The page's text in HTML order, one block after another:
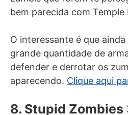
bem parecida com Temple
O interessante é que
grande quantidade de
defender e derrotar os
aparecendo. Clique aqui
8. Stupid Zombies